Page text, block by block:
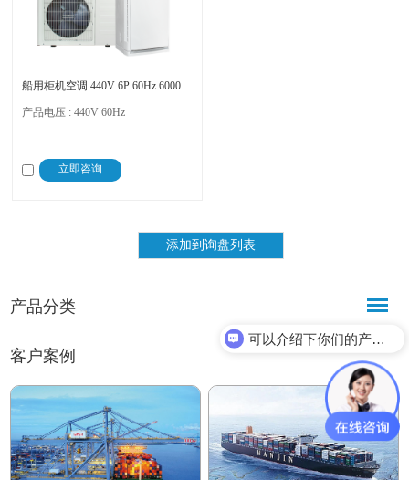
产品电压 : 440V 60Hz
立即咨询
产品分类
客户案例
可以介绍下你们的产品么？